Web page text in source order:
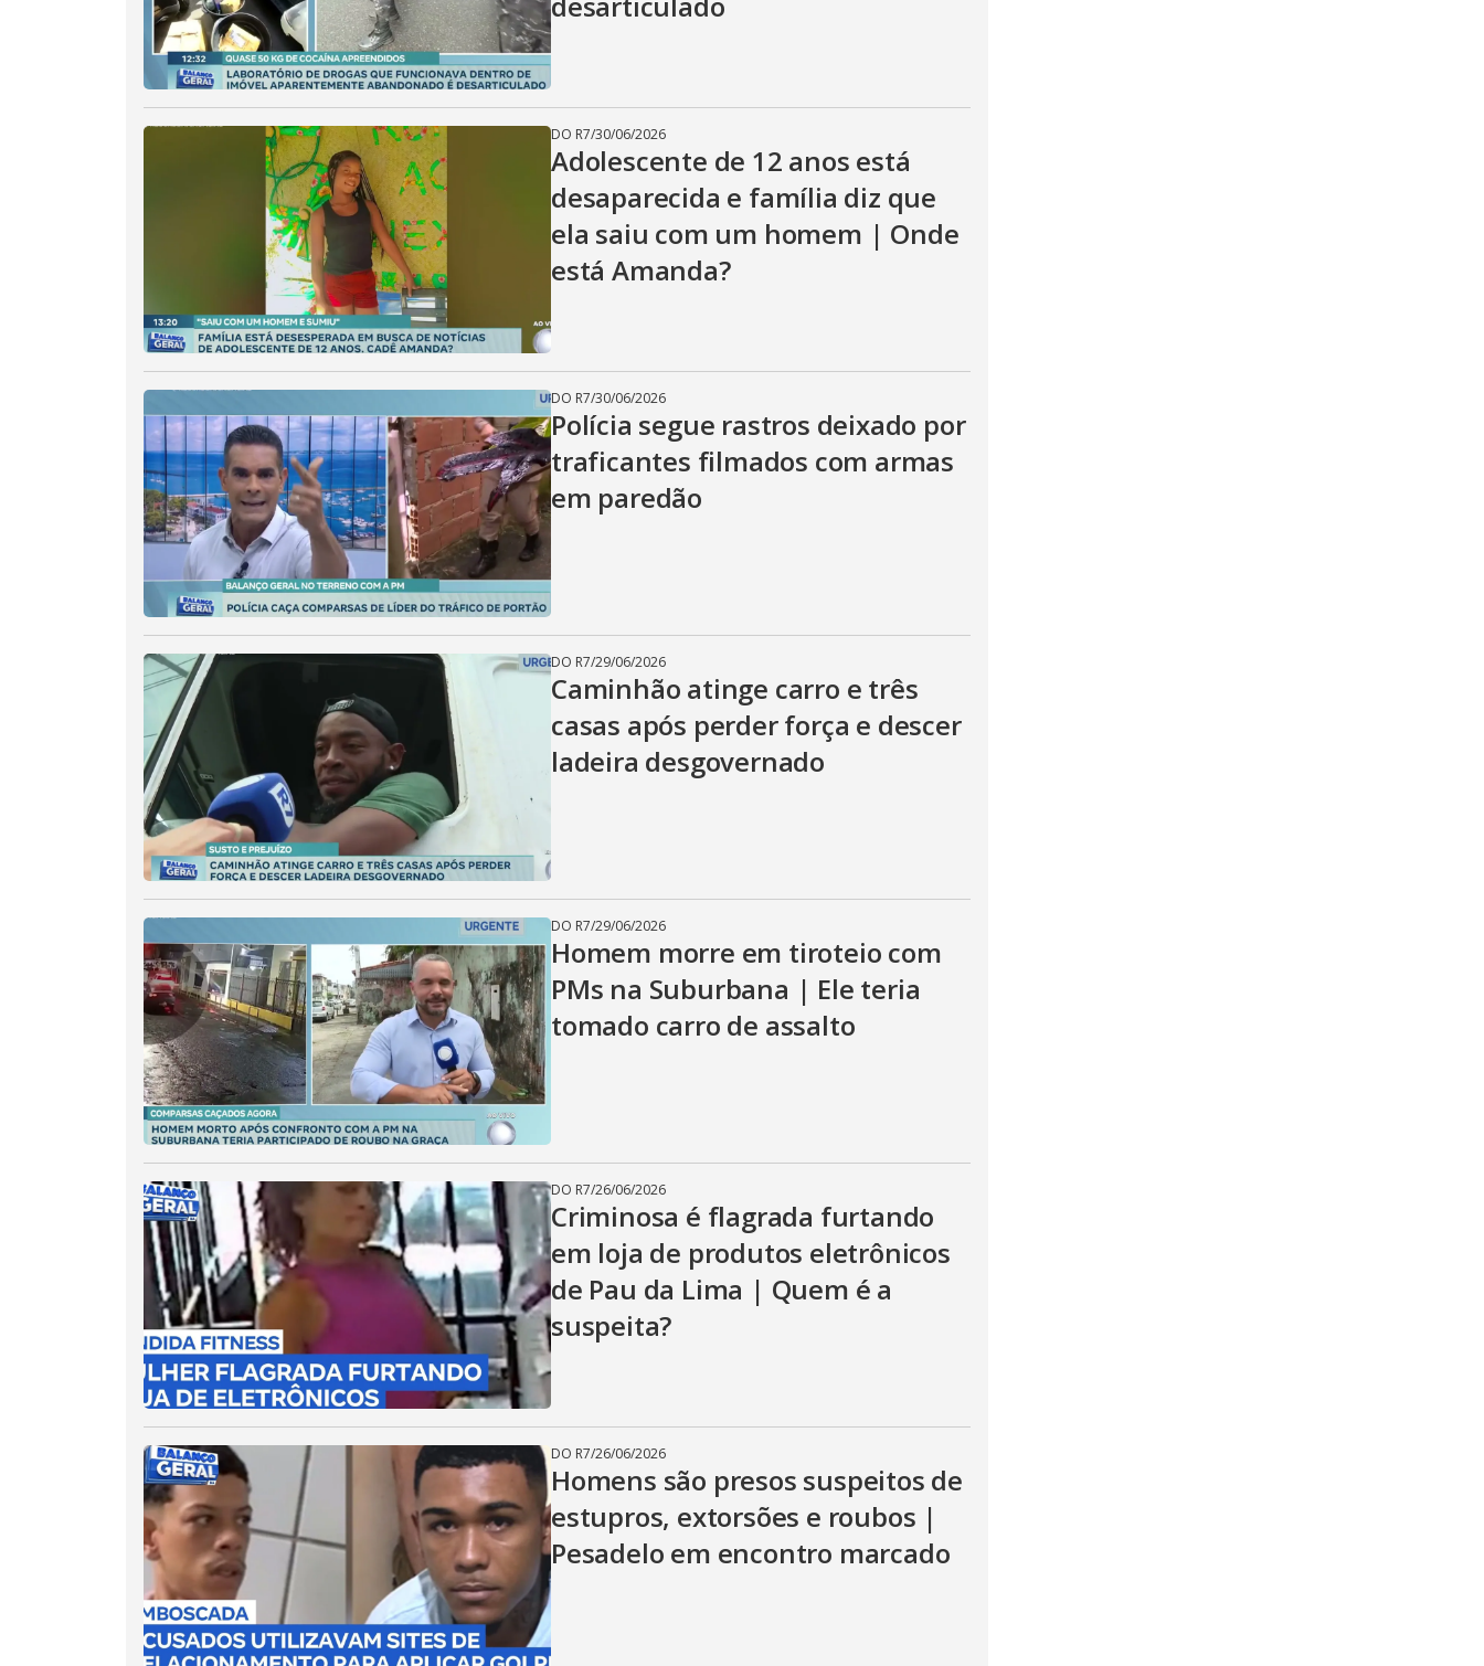
DO R7/30/06/2026
Adolescente de 12 anos está
desaparecida e família diz que
ela saiu com um homem | Onde
está Amanda?
DO R7/30/06/2026
Polícia segue rastros deixado por
traficantes filmados com armas
em paredão
DO R7/29/06/2026
Caminhão atinge carro e três
casas após perder força e descer
ladeira desgovernado
DO R7/29/06/2026
Homem morre em tiroteio com
PMs na Suburbana | Ele teria
tomado carro de assalto
DO R7/26/06/2026
Criminosa é flagrada furtando
em loja de produtos eletrônicos
de Pau da Lima | Quem é a
suspeita?
DO R7/26/06/2026
Homens são presos suspeitos de
estupros, extorsões e roubos |
Pesadelo em encontro marcado